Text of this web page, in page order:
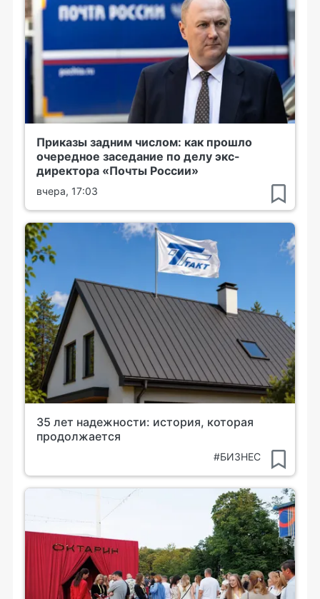
Приказы задним числом: как прошло
очередное заседание по делу экс-
директора «Почты России»
вчера, 17:03
35 лет надежности: история, которая
продолжается
#БИЗНЕС